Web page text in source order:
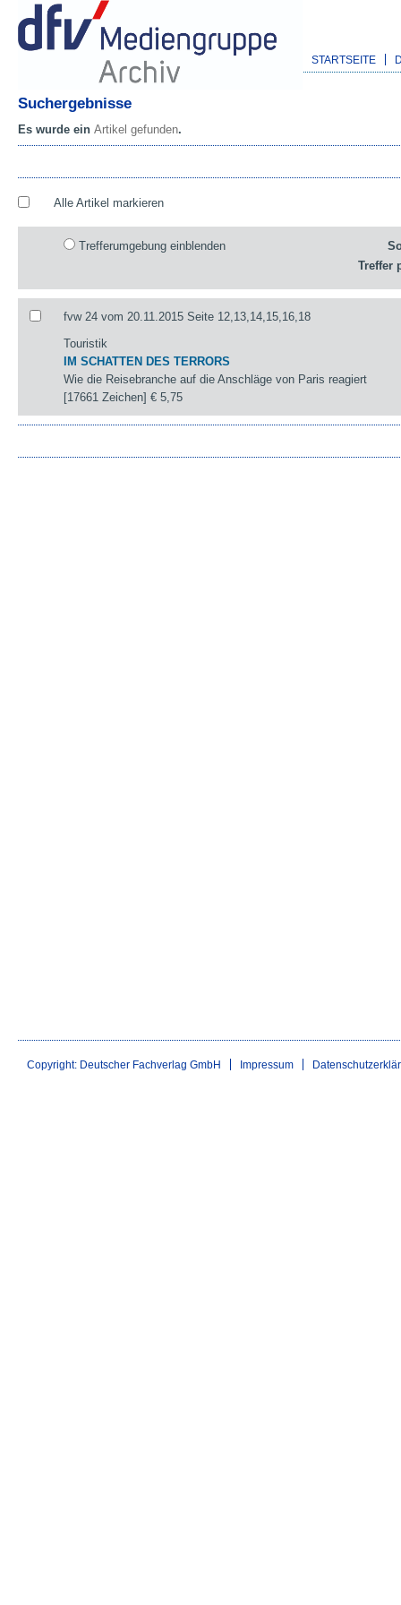
STARTSEITE
Suchergebnisse
Es wurde ein Artikel gefunden.
Alle Artikel markieren
Trefferumgebung einblenden
Treffer
fvw 24 vom 20.11.2015 Seite 12,13,14,15,16,18
Touristik
IM SCHATTEN DES TERRORS
Wie die Reisebranche auf die Anschläge von Paris reagiert
[17661 Zeichen]€ 5,75
Copyright: Deutscher Fachverlag GmbH Impressum